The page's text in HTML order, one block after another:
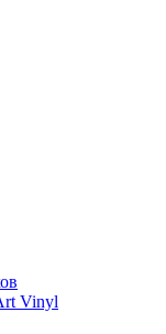
Vinyl